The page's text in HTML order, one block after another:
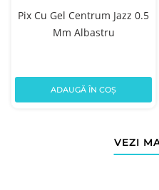
Pix Cu Gel Centrum Jazz 0.5
Mm Albastru
ADAUGĂ ÎN COȘ
VEZI